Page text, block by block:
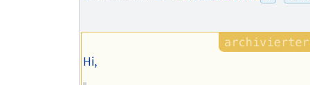
Autors
Hi,